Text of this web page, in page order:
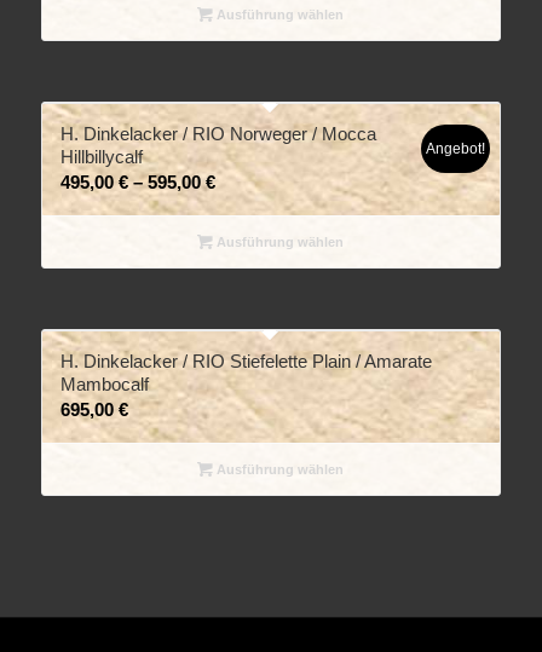
Ausführung wählen
H. Dinkelacker / RIO Norweger / Mocca
Hillbillycalf
495,00 €–595,00€
Angebot!
Ausführung wählen
H. Dinkelacker / RIO Stiefelette Plain / Amarate
Mambocalf
695,00 €
Ausführung wählen